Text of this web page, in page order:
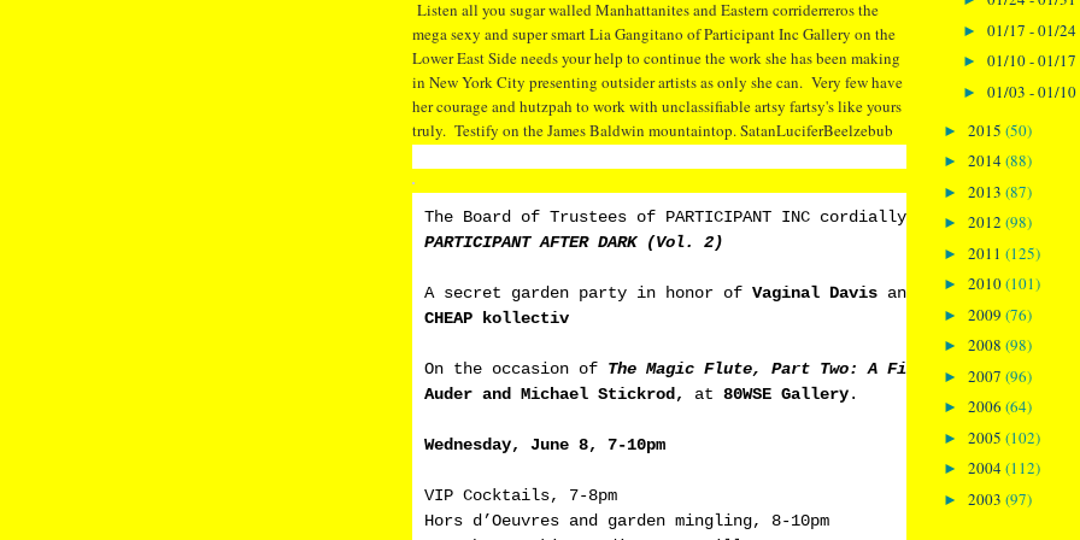
Listen all you sugar walled Manhattanites and Eastern corriderreros the
mega sexy and super smart Lia Gangitano of Participant Inc Gallery on the
Lower East Side needs your help to continue the work she has been making
in New York City presenting outsider artists as only she can. Very few have
her courage and hutzpah to work with unclassifiable artsy fartsy's like yours
truly. Testify on the James Baldwin mountaintop. SatanLuciferBeelzebub
The Board of Trustees of PARTICIPANT INC cordially invite you to
PARTICIPANT AFTER DARK (Vol. 2)
A secret garden party in honor of Vaginal Davis and Susanne Sachsse
CHEAP kollectiv
On the occasion of The Magic Flute, Part Two: A Film in Piecesby
Auder and Michael Stickrod,
at 80WSE Gallery.
Wednesday, June 8, 7-10pm
VIP Cocktails, 7-8pm
Hors d’Oeuvres and garden mingling, 8-10pm
► 01/17 - 01/24
► 01/10 - 01/17
► 01/03 - 01/10
► 2015 (50)
► 2014(88)
► 2013 (87)
► 2012 (98)
► 2011 (125)
► 2010(101)
► 2009 (76)
► 2008 (98)
► 2007 (96)
► 2006 (64)
► 2005 (102)
► 2004(112)
► 2003 (97)